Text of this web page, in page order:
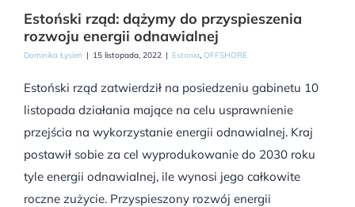
Estoński rząd: dążymy do przyspieszenia
rozwoju energii odnawialnej
Dominika Łysień | 15 listopada, 2022 | Estonia, OFFSHORE
Estoński rząd zatwierdził na posiedzeniu gabinetu 10
listopada działania mające na celu usprawnienie
przejścia na wykorzystanie energii odnawialnej. Kraj
postawił sobie za cel wyprodukowanie do 2030 roku
tyle energii odnawialnej, ile wynosi jego całkowite
roczne zużycie. Przyspieszony rozwój energii